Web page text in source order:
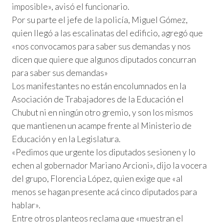
imposible», avisó el funcionario.
Por su parte el jefe de la policía, Miguel Gómez,
quien llegó a las escalinatas del edificio, agregó que
«nos convocamos para saber sus demandas y nos
dicen que quiere que algunos diputados concurran
para saber sus demandas»
Los manifestantes no están encolumnados en la
Asociación de Trabajadores de la Educación el
Chubut ni en ningún otro gremio, y son los mismos
que mantienen un acampe frente al Ministerio de
Educación y en la Legislatura.
«Pedimos que urgente los diputados sesionen y lo
echen al gobernador Mariano Arcioni», dijo la vocera
del grupo, Florencia López, quien exige que «al
menos se hagan presente acá cinco diputados para
hablar».
Entre otros planteos reclama que «muestran el